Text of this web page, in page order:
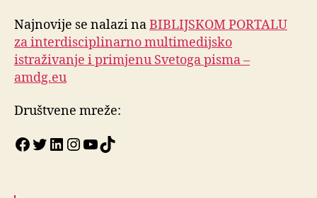
Najnovije se nalazi naBIBLIJSKOM PORTALU
za interdisciplinarno multimedijsko
istraživanje i primjenu Svetoga pisma –
amdg.eu
Društvene mreže:
Facebook
Twitter
LinkedIn
Instagram
YouTube
TikTok